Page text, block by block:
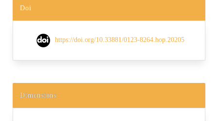
Doi
https://doi.org/10.33881/0123-8264.hop.20205
Dimensions